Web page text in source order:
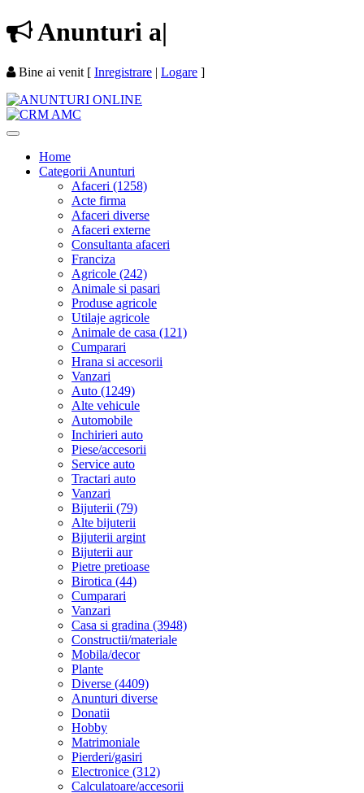
Anunturi im
Bine ai venit [ Inregistrare | Logare ]
Home
Categorii Anunturi
Afaceri (1258)
Acte firma
Afaceri diverse
Afaceri externe
Consultanta afaceri
Franciza
Agricole (242)
Animale si pasari
Produse agricole
Utilaje agricole
Animale de casa (121)
Cumparari
Hrana si accesorii
Vanzari
Auto (1249)
Alte vehicule
Automobile
Inchirieri auto
Piese/accesorii
Service auto
Tractari auto
Vanzari
Bijuterii (79)
Alte bijuterii
Bijuterii argint
Bijuterii aur
Pietre pretioase
Birotica (44)
Cumparari
Vanzari
Casa si gradina (3948)
Constructii/materiale
Mobila/decor
Plante
Diverse (4409)
Anunturi diverse
Donatii
Hobby
Matrimoniale
Pierderi/gasiri
Electronice (312)
Calculatoare/accesorii